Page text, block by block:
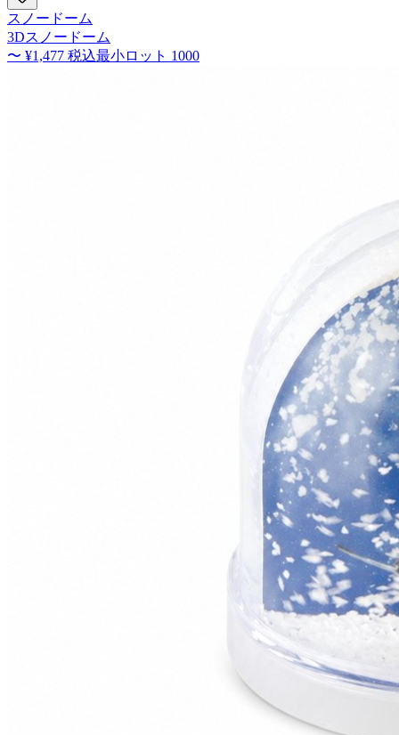
スノードーム
3Dスノードーム
〜 ¥1,477 税込最小ロット 1000